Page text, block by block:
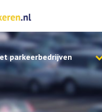
parkeerbedrijven